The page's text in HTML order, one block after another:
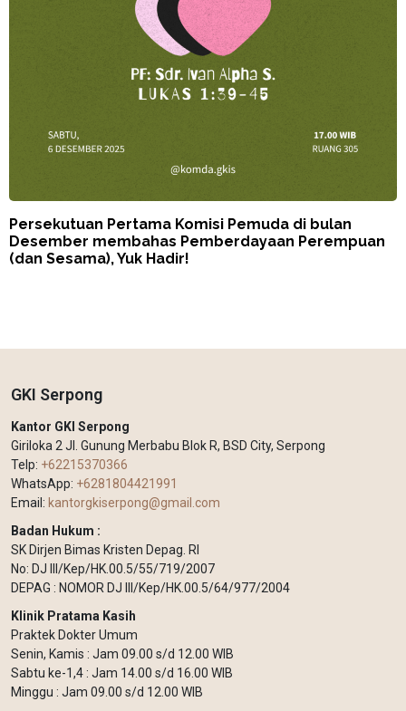
Persekutuan Pertama Komisi Pemuda di bulan
Desember membahas Pemberdayaan Perempuan
(dan Sesama), Yuk Hadir!
GKI Serpong
Kantor GKI Serpong
Giriloka 2 Jl. Gunung Merbabu Blok R, BSD City, Serpong
Telp: +62215370366
WhatsApp: +6281804421991
Email: kantorgkiserpong@gmail.com
Badan Hukum :
SK Dirjen Bimas Kristen Depag. RI
No: DJ III/Kep/HK.00.5/55/719/2007
DEPAG : NOMOR DJ III/Kep/HK.00.5/64/977/2004
Klinik Pratama Kasih
Praktek Dokter Umum
Senin, Kamis : Jam 09.00 s/d 12.00 WIB
Sabtu ke-1,4 : Jam 14.00 s/d 16.00 WIB
Minggu : Jam 09.00 s/d 12.00 WIB